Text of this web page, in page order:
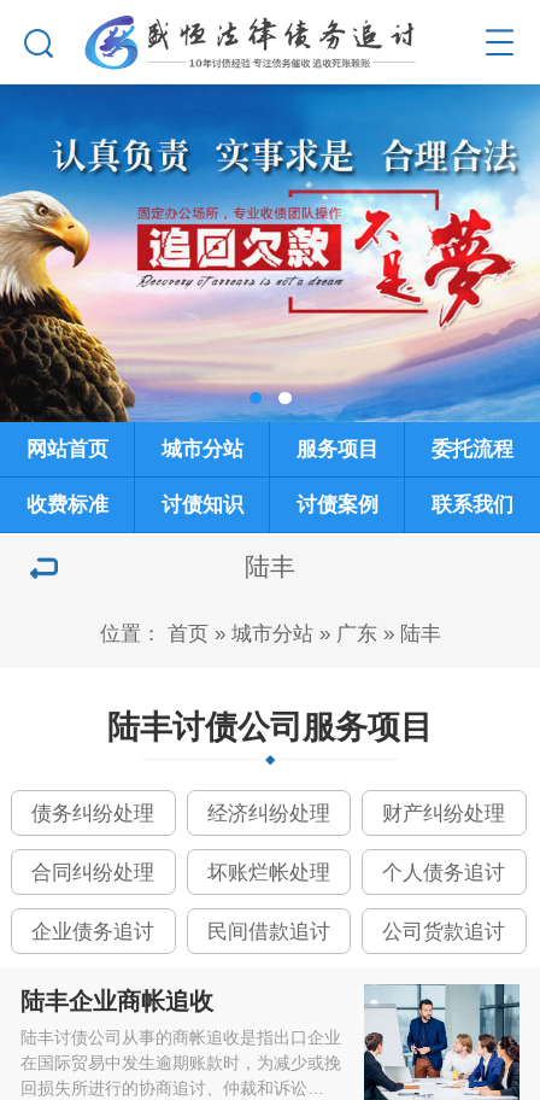
网站首页 城市分站 服务项目 委托流程
收费标准 讨债知识 讨债案例 联系我们
陆丰
位置： 首页 » 城市分站» 广东» 陆丰
陆丰讨债公司服务项目
债务纠纷处理 经济纠纷处理 财产纠纷处理
合同纠纷处理 坏账烂帐处理 个人债务追讨
企业债务追讨 民间借款追讨 公司货款追讨
陆丰企业商帐追收
陆丰讨债公司从事的商帐追收是指出口企业
在国际贸易中发生逾期账款时，为减少或挽
回损失所进行的协商追讨、仲裁和诉讼…